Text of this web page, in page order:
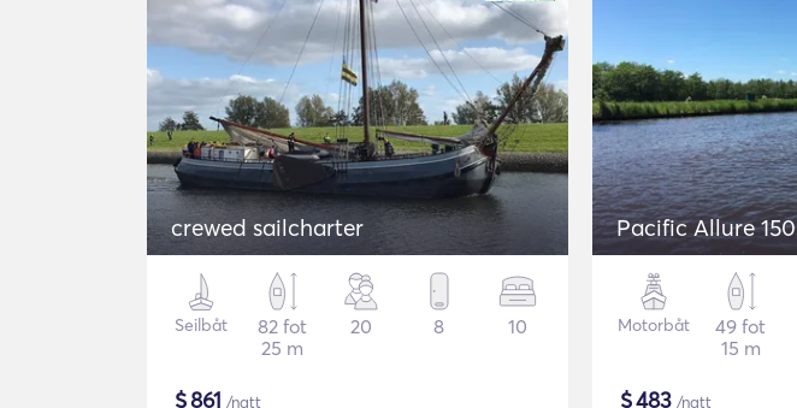
crewed sailcharter
Seilbåt
82 fot
25 m
20 8 10
$861 /natt
Pacific Allure 150
Motorbåt
49 fot
15 m
$483 /natt